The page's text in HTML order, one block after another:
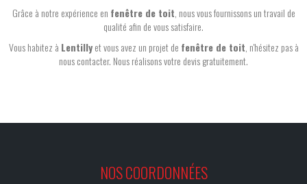
Grâce à notre expérience en fenêtre de toit , nous vous fournissons un travail de
qualité afin de vous satisfaire.
Vous habitez à Lentillyet vous avez un projet de fenêtre de toit , n'hésitez pas à
nous contacter. Nous réalisons votre devis gratuitement.
NOS COORDONNÉES